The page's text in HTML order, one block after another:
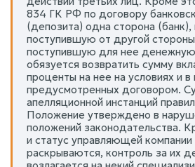
834 ГК РФ по договору
(депозита) одна сторона (банк),
поступившую от другой
поступившую для нее
обязуется возвратить сумму
проценты на нее на условиях и
предусмотренных договором.
апелляционной инстанций
Положение утверждено в
положений законодательства.
и статус управляющей
раскрываются, контроль за их